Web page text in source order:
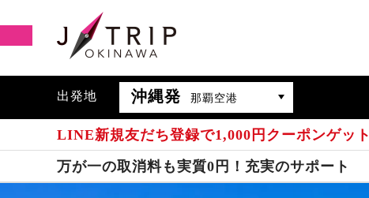
出発地 沖縄発 那覇空港
LINE新規友だち登録で1,000円クーポンゲット
万が一の取消料も実質0円！充実のサポート